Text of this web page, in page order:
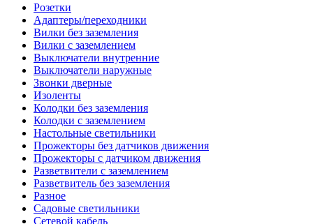
Розетки
Адаптеры/переходники
Вилки без заземления
Вилки с заземлением
Выключатели внутренние
Выключатели наружные
Звонки дверные
Изоленты
Колодки без заземления
Колодки с заземлением
Настольные светильники
Прожекторы без датчиков движения
Прожекторы с датчиком движения
Разветвители с заземлением
Разветвитель без заземления
Разное
Садовые светильники
Сетевой кабель